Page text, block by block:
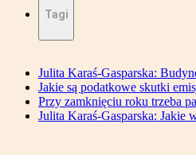
Tagi
Julita Karaś-Gasparska:
Jakie są podatkowe skutki
Przy zamknięciu roku trzeba
Julita Karaś-Gasparska: Jakie